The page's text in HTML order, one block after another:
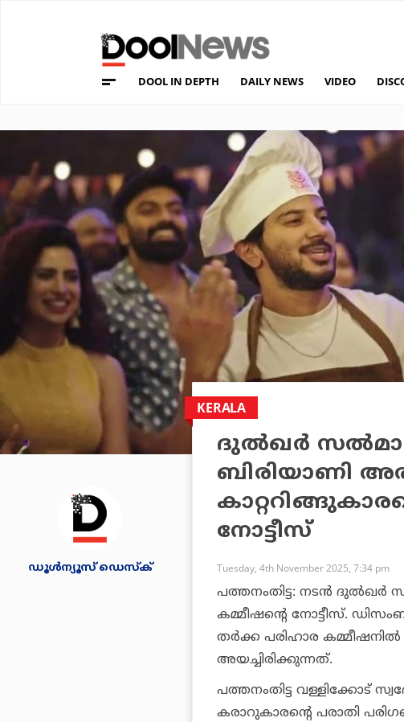
DOOL IN DEPTH DAILY NEWS VIDEO
ഡൂള്‍ന്യൂസ് ഡെസ്‌ക്
KERALA
ദുല്‍ഖര്‍
ബിരിയാണി
നോട്ടീസ്
Tuesday, 4th November 2025, 7:34 pm
പത്തനംതിട്ട: നടന്‍ ദുല്‍ഖര്‍
കമ്മീഷന്റെ നോട്ടീസ്.
തര്‍ക്ക പരിഹാര
അയച്ചിരിക്കുന്നത്.
പത്തനംതിട്ട വള്ളിക്കോട്
കരാറുകാരന്റെ പരാതി